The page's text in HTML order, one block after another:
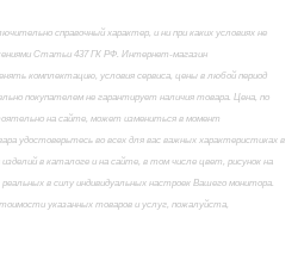
справочный характер, и ни при каких условиях не
Статьи 437 ГК РФ. Интернет-магазин
комплектацию, условия сервиса, цены в любой период
покупателем не гарантирует наличия товара. Цена, по
на сайте, может измениться в момент
удостоверьтесь во всех для вас важных характеристиках в
в каталоге и на сайте, в том числе цвет, рисунок на
в силу индивидуальных настроек Вашего монитора.
указанных товаров и услуг, пожалуйста,